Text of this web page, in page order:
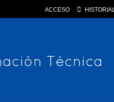
ACCESO HISTORIAL